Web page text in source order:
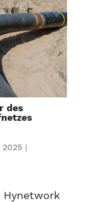
des
|
Hynetwork